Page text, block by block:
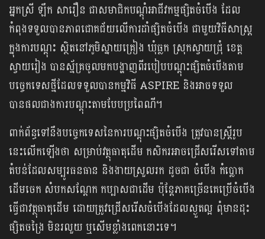
អ្នកស្រី ឡឹក សារឿន ជាសមាជិកបណ្តុំអាជីវកម្មផ្សិតចំបើង ដែល
កំពុងទទួលបានភាពជោគជ័យលើការដាំផ្សិតចំបើង ជាមួយវិធីសាស្ត្រ
ក្នុងការបណ្តុះ ស្ថិតនៅភូមិស្នាយគ្រៀង ឃុំធ្លក ស្រុកស្វាយជ្រុំ ខេត្ត
ស្វាយរៀង បានស្ម័គ្រចូលមក​បង្ហាញពីរបៀបបណ្តុះផ្សិតចំបើងតាម
បច្ចេកទេសថ្មីដែលទទួលបានកម្មវិធី ASPIRE និងអាចទទួល
បានផលជាងការបណ្តុះតាមបែបប្រពៃណី។
ពាក់ព័ន្ធទៅនឹងបច្ចេកទេសនៃការបណ្តុះផ្សិតចំបើង ត្រូវបានស្ត្រីរូប
នេះលើកឡើងថា សម្រាប់វត្ថុធាតុដើម កសិករអាចជ្រើសរើសទៅតាម
តំបន់ដែលសម្បូរធនធាន និងងាយស្រួលរក ដូចជា ចំបើង កំប្លោក
ដើមចេក សំបកសណ្ដែក កប្បាសជាដើម ប៉ុន្តែភាគច្រើនគេប្រើចំបើង
ធ្វើជាវត្ថុធាតុដើម ដោយត្រូវជ្រើសរើសចំបើងដែលស្ងួតល្អ ពុំមានដុះ
ផ្សិតចង្រៃ មិនរលួយ ឬសើមខ្លាំងពេកនោះទេ។